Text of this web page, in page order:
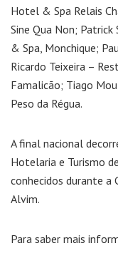
Hotel & Spa Relais
Sine Qua Non;
& Spa, Monchique;
Ricardo Teixeira –
Famalicão; Tiago
Peso da Régua.
A final nacional
Hotelaria e Turismo
conhecidos durante a
Alvim.
Para saber mais